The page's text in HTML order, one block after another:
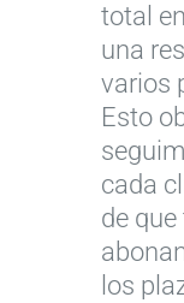
total
una
varios
Esto
cada
de
los